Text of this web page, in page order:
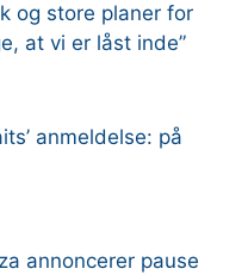
og store planer for
at vi er låst inde”
anmeldelse: på
annoncerer pause